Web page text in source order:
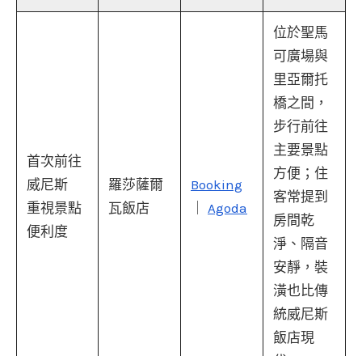
首次前往
威尼斯
重視景點
便利度
羅莎薩爾
瓦飯店
Booking
Agoda
位於聖馬
可廣場與
里亞爾托
橋之間，
步行前往
主要景點
方便；住
客常提到
房間乾
淨、隔音
安靜，裝
潢也比傳
統威尼斯
飯店現